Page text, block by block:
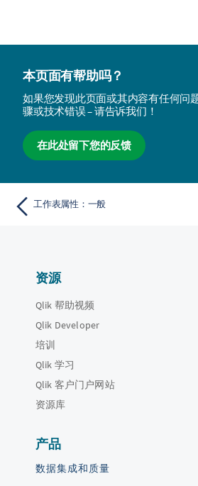
本页面有帮助吗？
如果您发现此页面或其内容有任何问
骤或技术错误 – 请告诉我们！
在此处留下您的反馈
工作表属性：一般
资源
Qlik 帮助视频
Qlik Developer
培训
Qlik 学习
Qlik 客户门户网站
资源库
产品
数据集成和质量